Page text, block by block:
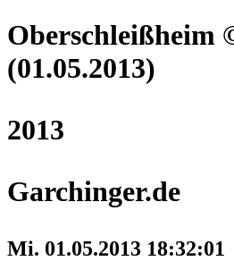
Oberschleißheim
(01.05.2013)
2013
Garchinger.de
Mi. 01.05.2013 18:32:01